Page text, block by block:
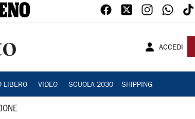
ACCEDI
LIBERO VIDEO SCUOLA 2030 SHIPPING